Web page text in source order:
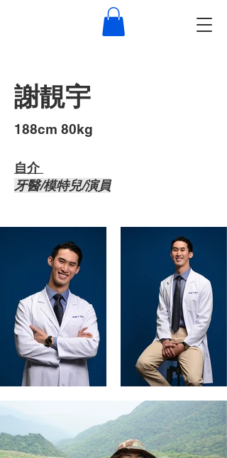
謝靚宇
​188cm 80kg
自介 ​
牙醫/模特兒/演員